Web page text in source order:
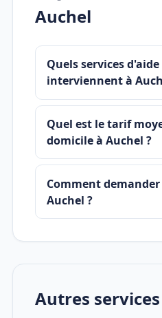
Auchel
Quels services
interviennent à
Quel est le tarif
domicile à Auchel ?
Comment demander
Auchel ?
Autres